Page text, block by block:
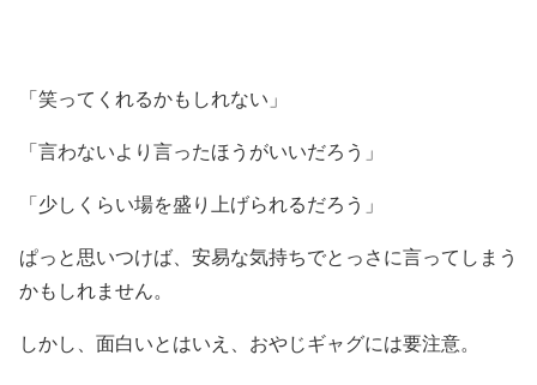
「笑ってくれるかもしれない」
「言わないより言ったほうがいいだろう」
「少しくらい場を盛り上げられるだろう」
ぱっと思いつけば、安易な気持ちでとっさに言ってしまう
かもしれません。
しかし、面白いとはいえ、おやじギャグには要注意。